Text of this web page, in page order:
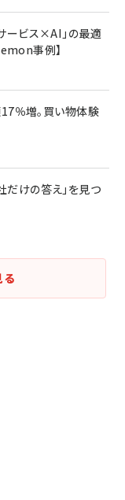
と見る
ービス×AI」の最適
事例】
17％増。買い物体験
だけの答え」を見つ
る